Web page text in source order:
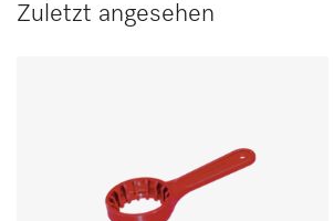
Zuletzt angesehen